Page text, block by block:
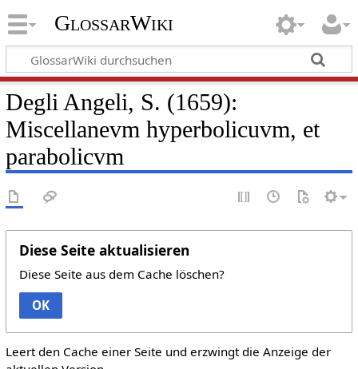
GlossarWiki
Degli Angeli, S. (1659):
Miscellanevm hyperbolicuvm, et
parabolicvm
Diese Seite aktualisieren
Diese Seite aus dem Cache löschen?
OK
Leert den Cache einer Seite und erzwingt die Anzeige der